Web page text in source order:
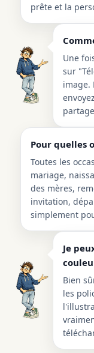
prête et la
Une
sur
image.
Pour quelles
Toutes les
mariage,
des mères,
invitation,
simplement
Je
Bien
les